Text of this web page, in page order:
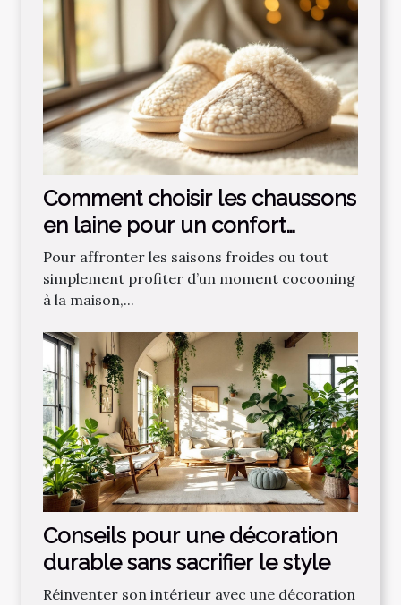
Comment choisir les chaussons
en laine pour un confort
optimal ?
Pour affronter les saisons froides ou tout
simplement profiter d’un moment cocooning
à la maison,...
Conseils pour une décoration
durable sans sacrifier le style
Réinventer son intérieur avec une décoration